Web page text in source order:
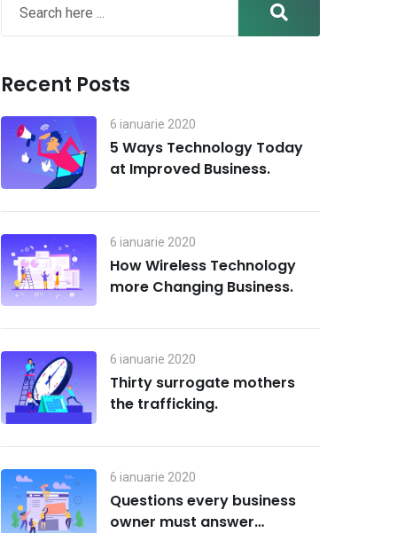
Recent Posts
6 ianuarie 2020
5 Ways Technology Today
at Improved Business.
6 ianuarie 2020
How Wireless Technology
more Changing Business.
6 ianuarie 2020
Thirty surrogate mothers
the trafficking.
6 ianuarie 2020
Questions every business
owner must answer